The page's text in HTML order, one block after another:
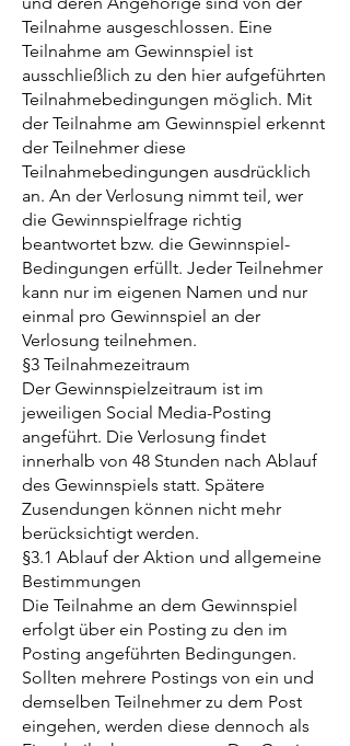
Teilnahme ausgeschlossen. Eine
Teilnahme am Gewinnspiel ist
ausschließlich zu den hier aufgeführten
Teilnahmebedingungen möglich. Mit
der Teilnahme am Gewinnspiel erkennt
der Teilnehmer diese
Teilnahmebedingungen ausdrücklich
an. An der Verlosung nimmt teil, wer
die Gewinnspielfrage richtig
beantwortet bzw. die Gewinnspiel-
Bedingungen erfüllt. Jeder Teilnehmer
kann nur im eigenen Namen und nur
einmal pro Gewinnspiel an der
Verlosung teilnehmen.
§3 Teilnahmezeitraum
Der Gewinnspielzeitraum ist im
jeweiligen Social Media-Posting
angeführt. Die Verlosung findet
innerhalb von 48 Stunden nach Ablauf
des Gewinnspiels statt. Spätere
Zusendungen können nicht mehr
berücksichtigt werden.
§3.1 Ablauf der Aktion und allgemeine
Bestimmungen
Die Teilnahme an dem Gewinnspiel
erfolgt über ein Posting zu den im
Posting angeführten Bedingungen.
Sollten mehrere Postings von ein und
demselben Teilnehmer zu dem Post
eingehen, werden diese dennoch als